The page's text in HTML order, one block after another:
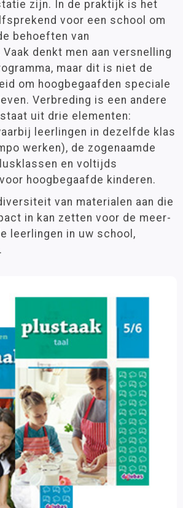
(16)
(2)
(29)
zijn. In de praktijk is het
voor een school om
behoeften van
denkt men aan versnelling
maar dit is niet de
om hoogbegaafden speciale
Verbreding is een andere
uit drie elementen:
leerlingen in dezelfde klas
werken), de zogenaamde
en voltijds
hoogbegaafde kinderen.
van materialen aan die
in kan zetten voor de meer-
leerlingen in uw school,